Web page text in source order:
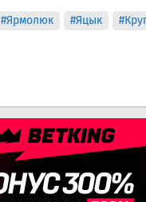
#Ярмолюк #Яцык